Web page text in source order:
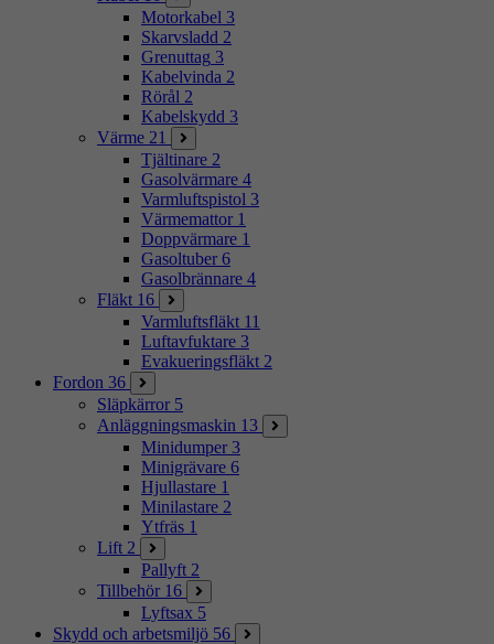
Motorkabel 3
Skarvsladd 2
Grenuttag 3
Kabelvinda 2
Rörål 2
Kabelskydd 3
Värme 21
Tjältinare 2
Gasolvärmare 4
Varmluftspistol 3
Värmemattor 1
Doppvärmare 1
Gasoltuber 6
Gasolbrännare 4
Fläkt 16
Varmluftsfläkt 11
Luftavfuktare 3
Evakueringsfläkt 2
Fordon 36
Släpkärror 5
Anläggningsmaskin 13
Minidumper 3
Minigrävare 6
Hjullastare 1
Minilastare 2
Ytfräs 1
Lift 2
Pallyft 2
Tillbehör 16
Lyftsax 5
Skydd och arbetsmiljö 56